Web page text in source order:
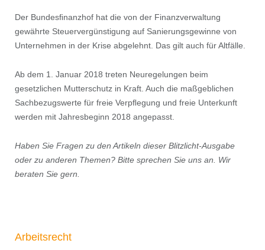
Der Bundesﬁnanzhof hat die von der Finanzverwaltung
gewährte Steuervergünstigung auf Sanierungsgewinne von
Unternehmen in der Krise abgelehnt. Das gilt auch für Altfälle.
Ab dem 1. Januar 2018 treten Neuregelungen beim
gesetzlichen Mutterschutz in Kraft. Auch die maßgeblichen
Sachbezugswerte für freie Verpﬂegung und freie Unterkunft
werden mit Jahresbeginn 2018 angepasst.
Haben Sie Fragen zu den Artikeln dieser Blitzlicht-Ausgabe
oder zu anderen Themen? Bitte sprechen Sie uns an. Wir
beraten Sie gern.
Arbeitsrecht